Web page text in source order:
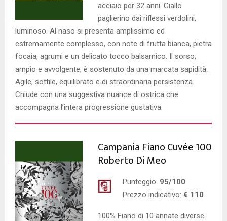
acciaio per 32 anni. Giallo
paglierino dai riflessi verdolini,
luminoso. Al naso si presenta amplissimo ed
estremamente complesso, con note di frutta bianca, pietra
focaia, agrumi e un delicato tocco balsamico. Il sorso,
ampio e avvolgente, è sostenuto da una marcata sapidità.
Agile, sottile, equilibrato e di straordinaria persistenza.
Chiude con una suggestiva nuance di ostrica che
accompagna l’intera progressione gustativa.
Campania Fiano Cuvée 100
Roberto Di Meo
Punteggio: 95/100
Prezzo indicativo: € 110
100% Fiano di 10 annate diverse.